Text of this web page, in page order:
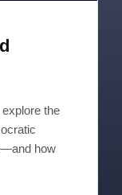
the
how